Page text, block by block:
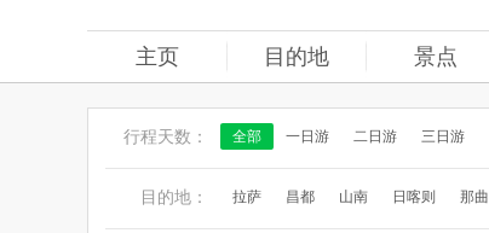
主页 目的地 景点
行程天数： 全部 一日游 二日游 三日游
目的地： 拉萨 昌都 山南 日喀则 那曲